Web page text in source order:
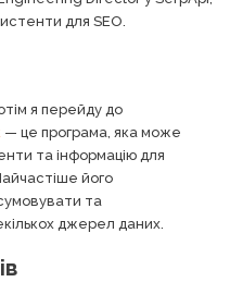
для SEO.
я перейду до
— це програма, яка може
та інформацію для
його
та
джерел даних.